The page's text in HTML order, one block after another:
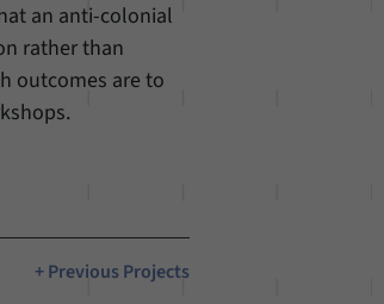
an anti-colonial
rather than
outcomes are to
+ Previous Projects